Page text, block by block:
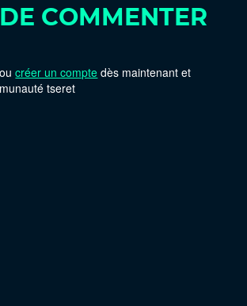
COMMENTER
oucréer un compte dès maintenant et
tseret